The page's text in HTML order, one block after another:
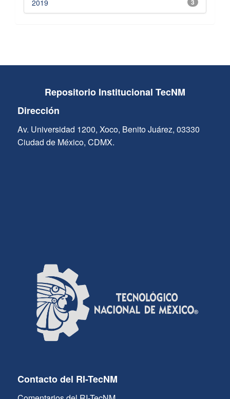
3
2019
Repositorio Institucional TecNM
Dirección
Av. Universidad 1200, Xoco, Benito Juárez, 03330
Ciudad de México, CDMX.
Contacto del RI-TecNM